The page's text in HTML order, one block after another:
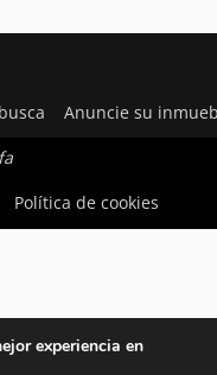
Anuncie su
Política de cookies
experiencia en